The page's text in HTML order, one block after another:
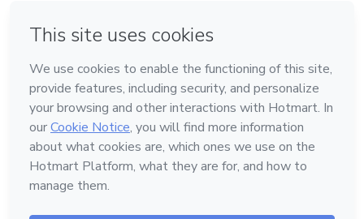
Hecho con❤ en Belo Horizonte
Conoce Hotmart
Idioma
Español